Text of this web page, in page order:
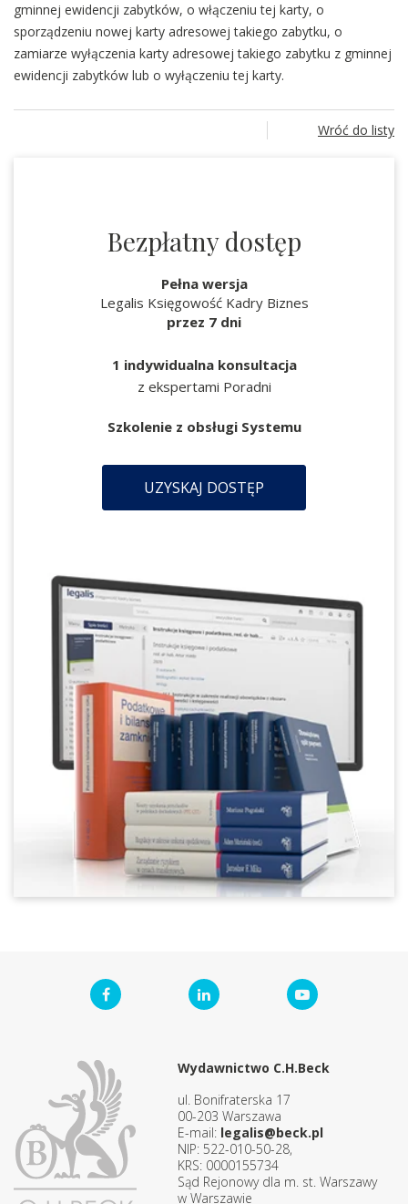
gminnej ewidencji zabytków, o włączeniu tej karty, o
sporządzeniu nowej karty adresowej takiego zabytku, o
zamiarze wyłączenia karty adresowej takiego zabytku z gminnej
ewidencji zabytków lub o wyłączeniu tej karty.
Wróć do listy
Bezpłatny dostęp
Pełna wersja
Legalis Księgowość Kadry Biznes
przez 7 dni
1 indywidualna konsultacja
z ekspertami Poradni
Szkolenie z obsługi Systemu
UZYSKAJ DOSTĘP
Wydawnictwo C.H.Beck
ul. Bonifraterska 17
00-203 Warszawa
E-mail: legalis@beck.pl
NIP: 522-010-50-28,
KRS: 0000155734
Sąd Rejonowy dla m. st. Warszawy
w Warszawie